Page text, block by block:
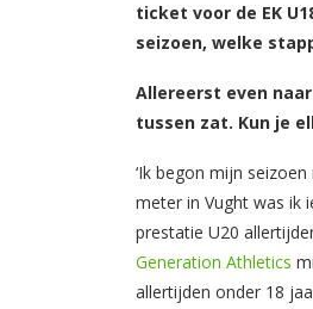
ticket voor de EK
seizoen, welke
Allereerst even
tussen zat. Kun je
‘Ik begon mijn
meter in Vught was ik
prestatie U20
Generation Athletics
allertijden onder 18